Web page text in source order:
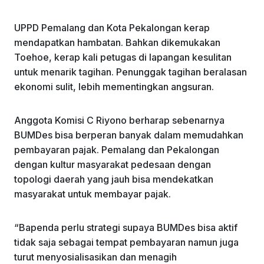
UPPD Pemalang dan Kota Pekalongan kerap
mendapatkan hambatan. Bahkan dikemukakan
Toehoe, kerap kali petugas di lapangan kesulitan
untuk menarik tagihan. Penunggak tagihan beralasan
ekonomi sulit, lebih mementingkan angsuran.
Anggota Komisi C Riyono berharap sebenarnya
BUMDes bisa berperan banyak dalam memudahkan
pembayaran pajak. Pemalang dan Pekalongan
dengan kultur masyarakat pedesaan dengan
topologi daerah yang jauh bisa mendekatkan
masyarakat untuk membayar pajak.
“Bapenda perlu strategi supaya BUMDes bisa aktif
tidak saja sebagai tempat pembayaran namun juga
turut menyosialisasikan dan menagih